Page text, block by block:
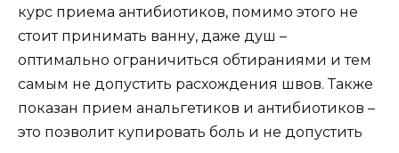
курс приема антибиотиков, помимо этого не
стоит принимать ванну, даже душ –
оптимально ограничиться обтираниями и тем
самым не допустить расхождения швов. Также
показан прием анальгетиков и антибиотиков –
это позволит купировать боль и не допустить